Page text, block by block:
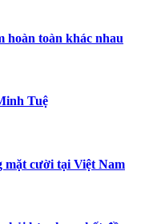
hoàn toàn khác nhau
Tuệ
cười tại Việt Nam